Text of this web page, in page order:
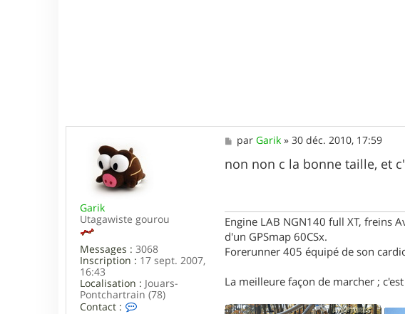
Garik
Utagawiste gourou
Messages : 3068
Inscription : 17 sept. 2007,
16:43
Localisation : Jouars-
Pontchartrain (78)
Contact :
M
e
s
s
parGarik »30 déc. 2010, 17:59
non non c la bonne taille, et
Engine LAB NGN140 full XT, freins
d'un GPSmap 60CSx.
Forerunner 405 équipé de son
La meilleure façon de marcher ;